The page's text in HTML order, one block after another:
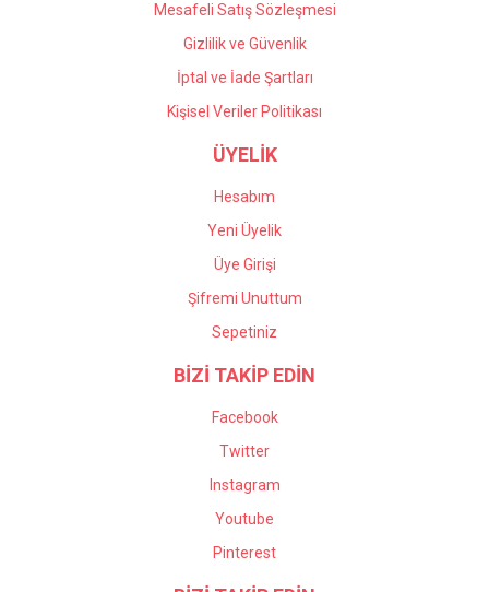
Mesafeli Satış Sözleşmesi
Gizlilik ve Güvenlik
İptal ve İade Şartları
Kişisel Veriler Politikası
ÜYELİK
Hesabım
Yeni Üyelik
Üye Girişi
Şifremi Unuttum
Sepetiniz
BİZİ TAKİP EDİN
Facebook
Twitter
Instagram
Youtube
Pinterest